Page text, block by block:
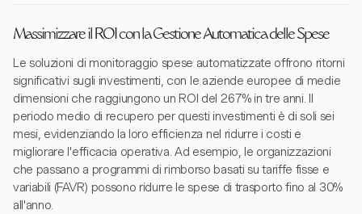
Massimizzare il ROI con la Gestione Automatica delle Spese
Le soluzioni di monitoraggio spese automatizzate offrono ritorni
significativi sugli investimenti, con le aziende europee di medie
dimensioni che raggiungono un ROI del 267% in tre anni. Il
periodo medio di recupero per questi investimenti è di soli sei
mesi, evidenziando la loro efficienza nel ridurre i costi e
migliorare l'efficacia operativa. Ad esempio, le organizzazioni
che passano a programmi di rimborso basati su tariffe fisse e
variabili (FAVR) possono ridurre le spese di trasporto fino al 30%
all'anno.